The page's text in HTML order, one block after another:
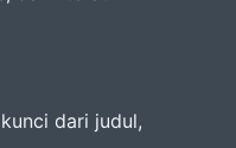
dari judul,